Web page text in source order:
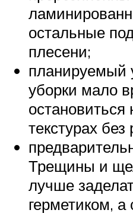
остальные
плесени;
планируемый
уборки мало
остановиться
текстурах
Трещины и
лучше
герметиком,